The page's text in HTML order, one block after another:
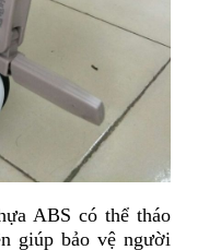
ABS có thể tháo
giúp bảo vệ người